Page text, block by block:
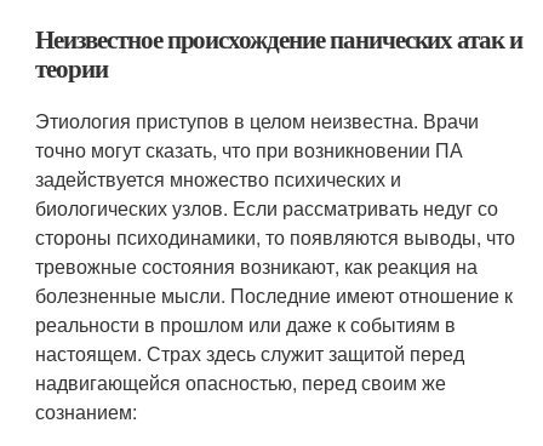
Неизвестное происхождение панических атак и
теории
Этиология приступов в целом неизвестна. Врачи
точно могут сказать, что при возникновении ПА
задействуется множество психических и
биологических узлов. Если рассматривать недуг со
стороны психодинамики, то появляются выводы, что
тревожные состояния возникают, как реакция на
болезненные мысли. Последние имеют отношение к
реальности в прошлом или даже к событиям в
настоящем. Страх здесь служит защитой перед
надвигающейся опасностью, перед своим же
сознанием: